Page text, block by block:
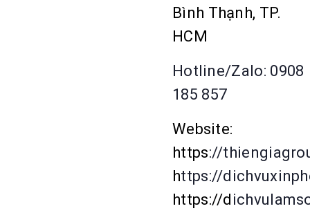
Bình Thạnh, TP.
HCM
Hotline/Zalo: 0908
185 857
Website:
https://
https://
https://d